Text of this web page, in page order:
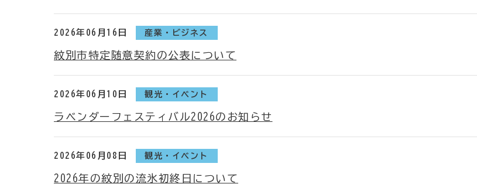
2026年06月16日 産業・ビジネス
紋別市特定随意契約の公表について
2026年06月10日 観光・イベント
ラベンダーフェスティバル2026のお知らせ
2026年06月08日 観光・イベント
2026年の紋別の流氷初終日について